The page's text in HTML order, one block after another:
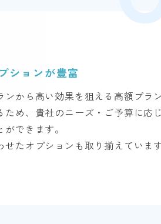
ションが豊富
ンから高い効果を狙える高額プラ
ため、貴社のニーズ・ご予算に応
できます。
たオプションも取り揃えています